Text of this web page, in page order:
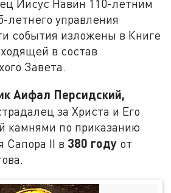
Иисус Навин 110-летним
летнего управления
события изложены в Книге
в состав
Завета.
Аифал Персидский,
за Христа и Его
камнями по приказанию
Сапора II в 380 году от